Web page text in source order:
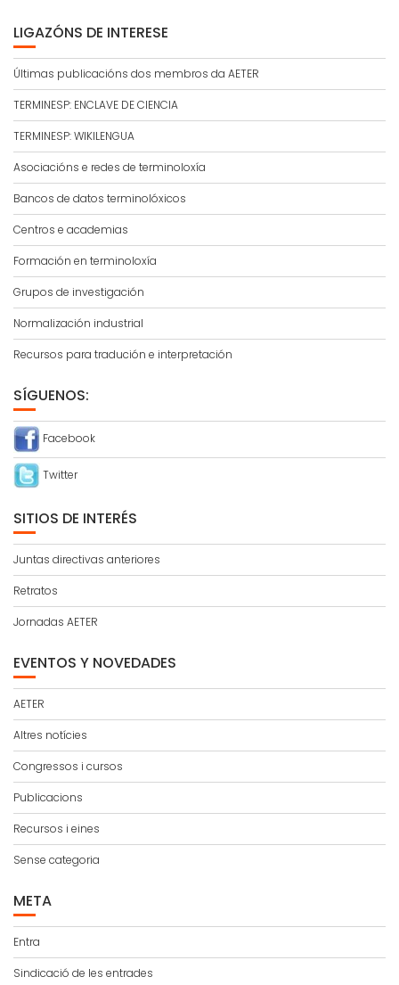
LIGAZÓNS DE INTERESE
Últimas publicacións dos membros da AETER
TERMINESP: ENCLAVE DE CIENCIA
TERMINESP: WIKILENGUA
Asociacións e redes de terminoloxía
Bancos de datos terminolóxicos
Centros e academias
Formación en terminoloxía
Grupos de investigación
Normalización industrial
Recursos para tradución e interpretación
SÍGUENOS:
Facebook
Twitter
SITIOS DE INTERÉS
Juntas directivas anteriores
Retratos
Jornadas AETER
EVENTOS Y NOVEDADES
AETER
Altres notícies
Congressos i cursos
Publicacions
Recursos i eines
Sense categoria
META
Entra
Sindicació de les entrades